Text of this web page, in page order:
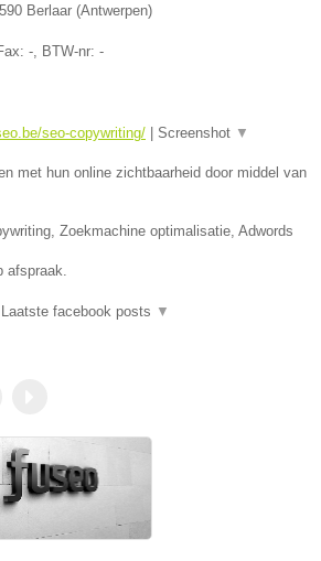
Berlaar (Antwerpen)
-, BTW-nr: -
seo-copywriting/ Screenshot ▼
met hun online zichtbaarheid door middel van
Zoekmachine optimalisatie, Adwords
afspraak.
Laatste facebook posts ▼